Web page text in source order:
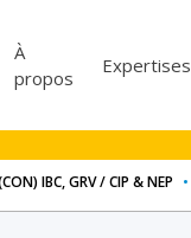
À
propos
Expertises
IBC, GRV / CIP & NEP •